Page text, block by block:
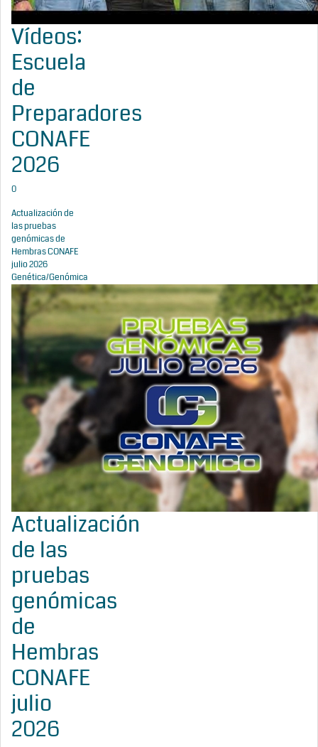
Vídeos:
Escuela
de
Preparadores
CONAFE
2026
0
Actualización de
las pruebas
genómicas de
Hembras CONAFE
julio 2026
Genética/Genómica
Actualización
de las
pruebas
genómicas
de
Hembras
CONAFE
julio
2026